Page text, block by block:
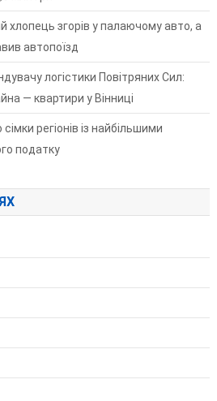
хлопець згорів у палаючому авто, а
автопоїзд
логістики Повітряних Сил:
— квартири у Вінниці
регіонів із найбільшими
податку